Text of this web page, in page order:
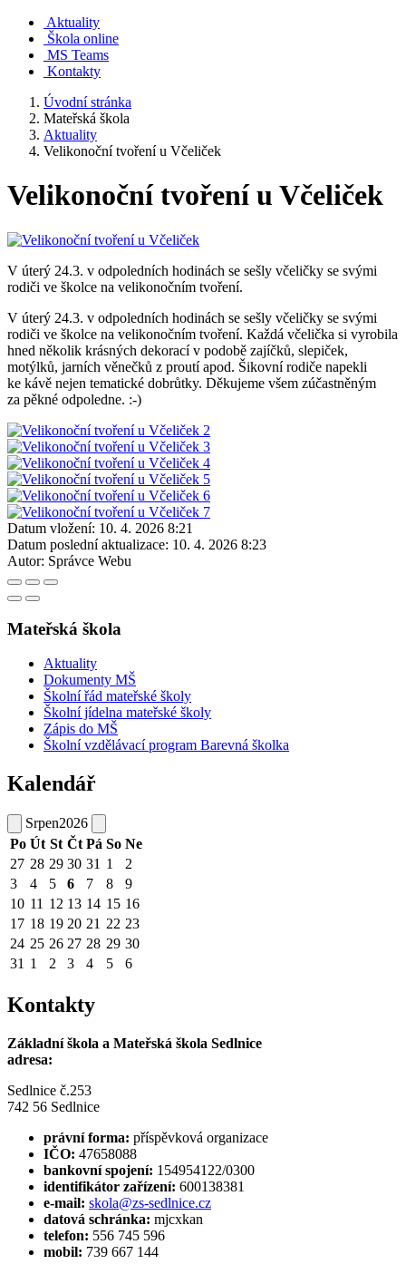
Aktuality
Škola online
MS Teams
Kontakty
Úvodní stránka
Mateřská škola
Aktuality
Velikonoční tvoření u Včeliček
Velikonoční tvoření u Včeliček
V úterý 24.3. v odpoledních hodinách se sešly včeličky se svými
rodiči ve školce na velikonočním tvoření.
V úterý 24.3. v odpoledních hodinách se sešly včeličky se svými
rodiči ve školce na velikonočním tvoření. Každá včelička si vyrobila
hned několik krásných dekorací v podobě zajíčků, slepiček,
motýlků, jarních věnečků z proutí apod. Šikovní rodiče napekli
ke kávě nejen tematické dobrůtky. Děkujeme všem zúčastněným
za pěkné odpoledne. :-)
Datum vložení: 10. 4. 2026 8:21
Datum poslední aktualizace: 10. 4. 2026 8:23
Autor: Správce Webu
Mateřská škola
Aktuality
Dokumenty MŠ
Školní řád mateřské školy
Školní jídelna mateřské školy
Zápis do MŠ
Školní vzdělávací program Barevná školka
Kalendář
Srpen2026
Po Út St Čt Pá So Ne
27 28 29 30 31 1
2
3
4 5 6 7 8
9
10 11 12 13 14 15 16
17 18 19 20 21 22 23
24 25 26 27 28 29 30
31 1 2 3 4 5 6
Kontakty
Základní škola a Mateřská škola Sedlnice
adresa:
Sedlnice č.253
742 56 Sedlnice
právní forma: příspěvková organizace
IČO: 47658088
bankovní spojení: 154954122/0300
identifikátor zařízení: 600138381
e-mail: skola@zs-sedlnice.cz
datová schránka: mjcxkan
telefon: 556 745 596
mobil: 739 667 144